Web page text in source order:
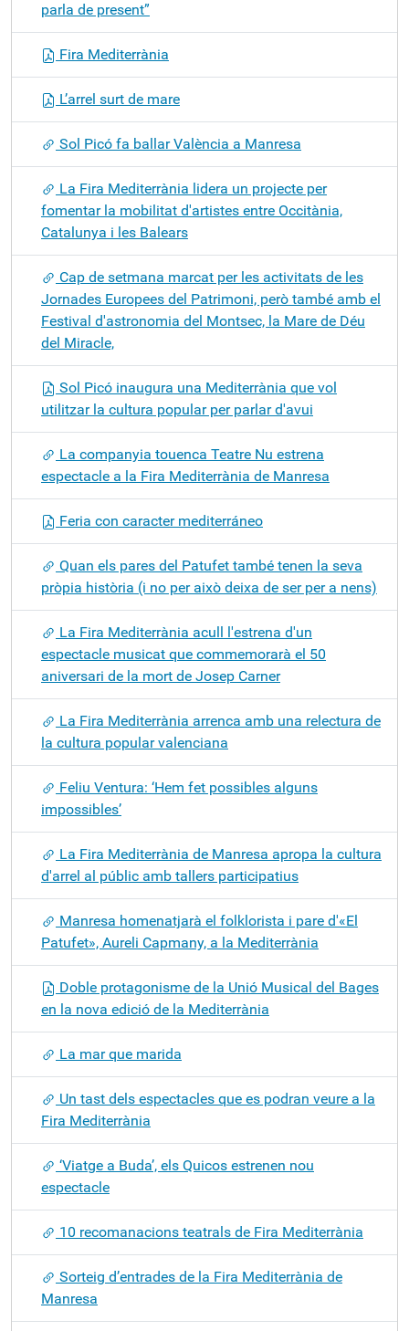
parla de present”
Fira Mediterrània
L’arrel surt de mare
Sol Picó fa ballar València a Manresa
La Fira Mediterrània lidera un projecte per
fomentar la mobilitat d'artistes entre Occitània,
Catalunya i les Balears
Cap de setmana marcat per les activitats de les
Jornades Europees del Patrimoni, però també amb el
Festival d'astronomia del Montsec, la Mare de Déu
del Miracle,
Sol Picó inaugura una Mediterrània que vol
utilitzar la cultura popular per parlar d'avui
La companyia touenca Teatre Nu estrena
espectacle a la Fira Mediterrània de Manresa
Feria con caracter mediterráneo
Quan els pares del Patufet també tenen la seva
pròpia història (i no per això deixa de ser per a nens)
La Fira Mediterrània acull l'estrena d'un
espectacle musicat que commemorarà el 50
aniversari de la mort de Josep Carner
La Fira Mediterrània arrenca amb una relectura de
la cultura popular valenciana
Feliu Ventura: ‘Hem fet possibles alguns
impossibles’
La Fira Mediterrània de Manresa apropa la cultura
d'arrel al públic amb tallers participatius
Manresa homenatjarà el folklorista i pare d'«El
Patufet», Aureli Capmany, a la Mediterrània
Doble protagonisme de la Unió Musical del Bages
en la nova edició de la Mediterrània
La mar que marida
Un tast dels espectacles que es podran veure a la
Fira Mediterrània
‘Viatge a Buda’, els Quicos estrenen nou
espectacle
10 recomanacions teatrals de Fira Mediterrània
Sorteig d’entrades de la Fira Mediterrània de
Manresa